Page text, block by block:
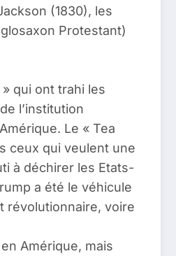
(1830), les
Protestant)
qui ont trahi les
l’institution
Le « Tea
ceux qui veulent une
à déchirer les Etats-
a été le véhicule
révolutionnaire, voire
Amérique, mais